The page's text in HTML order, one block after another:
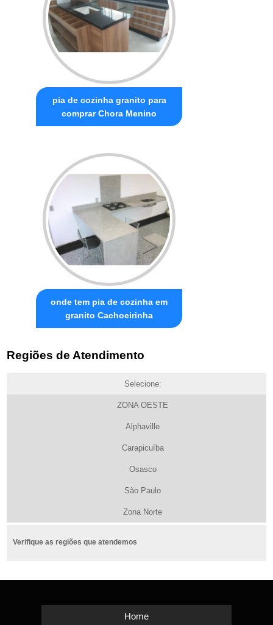
pia de cozinha granito para
comprar Chora Menino
onde tem pia de cozinha em
granito Cachoeirinha
Regiões de Atendimento
Selecione:
ZONA OESTE
Alphaville
Carapicuíba
Osasco
São Paulo
Zona Norte
Verifique as regiões que atendemos
Home